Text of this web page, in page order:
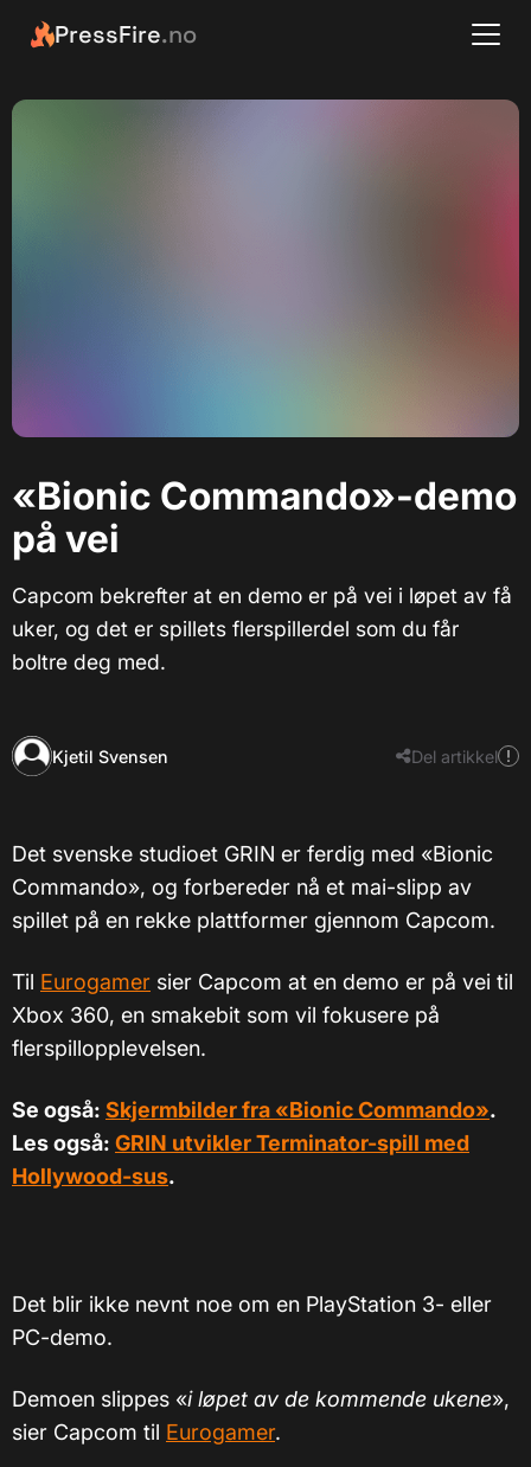
PressFire.no
«Bionic Commando»-demo
på vei
Capcom bekrefter at en demo er på vei i løpet av få
uker, og det er spillets flerspillerdel som du får
boltre deg med.
Kjetil Svensen Del artikkel
Det svenske studioet GRIN er ferdig med «Bionic
Commando», og forbereder nå et mai-slipp av
spillet på en rekke plattformer gjennom Capcom.
Til Eurogamer sier Capcom at en demo er på vei til
Xbox 360, en smakebit som vil fokusere på
flerspillopplevelsen.
Se også: Skjermbilder fra «Bionic Commando».
Les også: GRIN utvikler Terminator-spill med
Hollywood-sus.
Det blir ikke nevnt noe om en PlayStation 3- eller
PC-demo.
Demoen slippes «i løpet av de kommende ukene»,
sier Capcom til Eurogamer.